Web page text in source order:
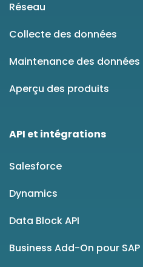
Réseau
Collecte des données
Maintenance des données
Aperçu des produits
API et intégrations
Salesforce
Dynamics
Data Block API
Business Add-On pour SAP